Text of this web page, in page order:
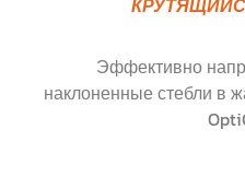
Эффективно
наклоненные стебли в